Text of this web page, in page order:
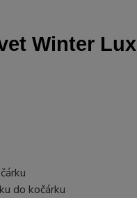
Winter Lux
do kočárku